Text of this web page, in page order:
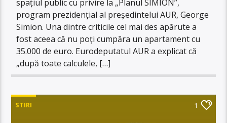
spațiul public cu privire la „Planul SIMION”,
program prezidențial al președintelui AUR, George
Simion. Una dintre criticile cel mai des apărute a
fost aceea că nu poți cumpăra un apartament cu
35.000 de euro. Eurodeputatul AUR a explicat că
„după toate calculele, […]
STIRI 1